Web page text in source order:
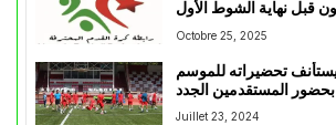
قبل نهاية الشوط الأول
Octobre 25, 2025
تحضيراته للموسم
بحضور المستقدمين الجدد
Juillet 23, 2024